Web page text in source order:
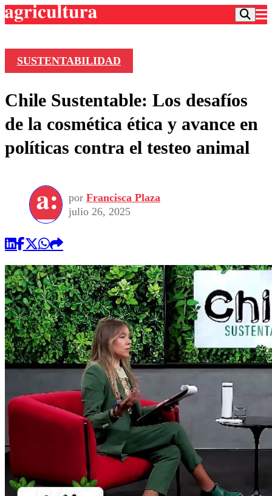
Frecuencias
Agricultura TV
Deportes
Colo Colo
Seleccion Chilena
Torneo Internacional
Universidad de Chile
Entretención
Economía
Internacional
Sustentabilidad
Publicaciones en medios
Opinión
SUSTENTABILIDAD
Chile Sustentable: Los desafíos
de la cosmética ética y avance en
políticas contra el testeo animal
por Francisca Plaza
julio 26, 2025